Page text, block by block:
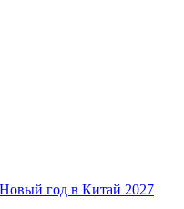
Новый год в Китай 2027